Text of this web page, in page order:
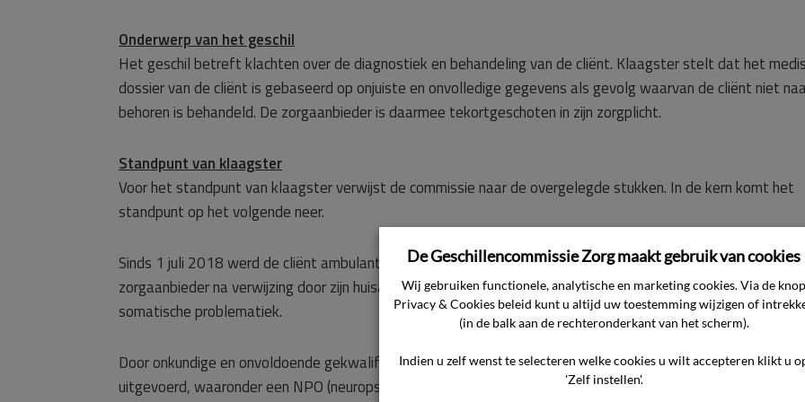
Onderwerp van het geschil
Het geschil betreft klachten over de diagnostiek en behandeling van de cliënt. Klaagster stelt dat het
dossier van de cliënt is gebaseerd op onjuiste en onvolledige gegevens als gevolg waarvan de cliënt niet
behoren is behandeld. De zorgaanbieder is daarmee tekortgeschoten in zijn zorgplicht.
Standpunt van klaagster
Voor het standpunt van klaagster verwijst de commissie naar de overgelegde stukken. In de kern komt het
standpunt op het volgende neer.
Sinds 1 juli 2018 werd de cliënt ambulant behandeld en begeleid door een instelling voor ouderenzorg van de
zorgaanbieder na verwijzing door zijn huisarts vanwege neuropsychiatrische problemen in combinatie met
somatische problematiek.
Door onkundige en onvoldoende gekwalificeerde medewerkers van de zorgaanbieder zijn onderzoeken
uitgevoerd, waaronder een NPO (neuropsychologisch onderzoek). Er zijn onvoldoende medische gegevens
De Geschillencommissie Zorg maakt gebruik van cookies
Wij gebruiken functionele, analytische en marketing cookies. Via de knop
Privacy & Cookies beleid kunt u altijd uw toestemming wijzigen of
(in de balk aan de rechteronderkant van het scherm).
Indien u zelf wenst te selecteren welke cookies u wilt accepteren klikt u
'Zelf instellen'.